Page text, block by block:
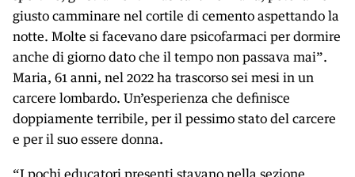
giusto camminare nel cortile di cemento aspettando la
notte. Molte si facevano dare psicofarmaci per dormire
anche di giorno dato che il tempo non passava mai”.
Maria, 61 anni, nel 2022 ha trascorso sei mesi in un
carcere lombardo. Un’esperienza che definisce
doppiamente terribile, per il pessimo stato del carcere
e per il suo essere donna.